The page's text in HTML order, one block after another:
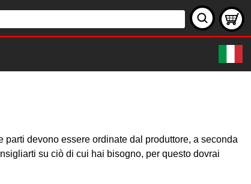
devono essere ordinate dal produttore, a seconda
su ciò di cui hai bisogno, per questo dovrai